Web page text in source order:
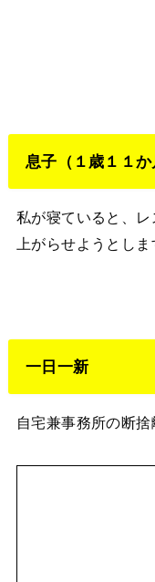
息子（１歳１１
私が寝ていると、
上がらせようとしま
一日一新
自宅兼事務所の断捨